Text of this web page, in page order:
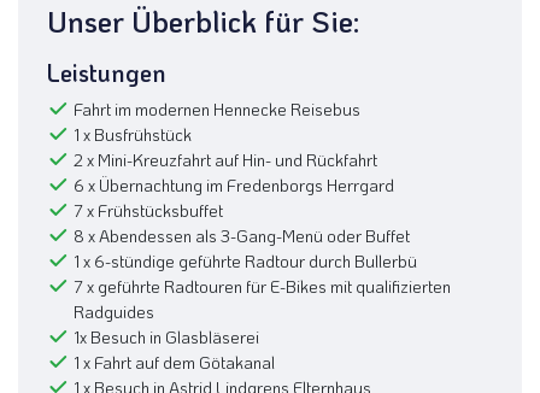
Unser Überblick für Sie:
Leistungen
Fahrt im modernen Hennecke Reisebus
1 x Busfrühstück
2 x Mini-Kreuzfahrt auf Hin- und Rückfahrt
6 x Übernachtung im Fredenborgs Herrgard
7 x Frühstücksbuffet
8 x Abendessen als 3-Gang-Menü oder Buffet
1 x 6-stündige geführte Radtour durch Bullerbü
7 x geführte Radtouren für E-Bikes mit qualifizierten
Radguides
1x Besuch in Glasbläserei
1 x Fahrt auf dem Götakanal
1 x Besuch in Astrid Lindgrens Elternhaus